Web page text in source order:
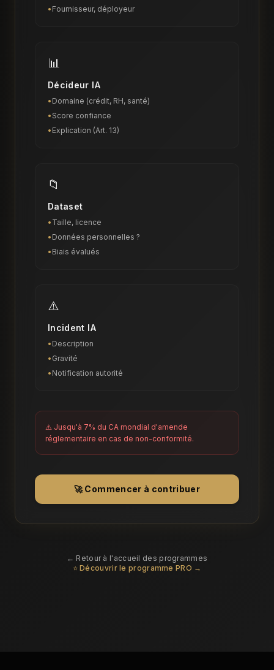
• Fournisseur, déployeur
📊
Décideur IA
• Domaine (crédit, RH, santé)
• Score confiance
• Explication (Art. 13)
📁
Dataset
• Taille, licence
• Données personnelles ?
• Biais évalués
⚠️
Incident IA
• Description
• Gravité
• Notification autorité
⚠️ Jusqu'à 7% du CA mondial d'amende
réglementaire en cas de non-conformité.
🚀 Commencer à contribuer
← Retour à l'accueil des programmes
⭐ Découvrir le programme PRO →